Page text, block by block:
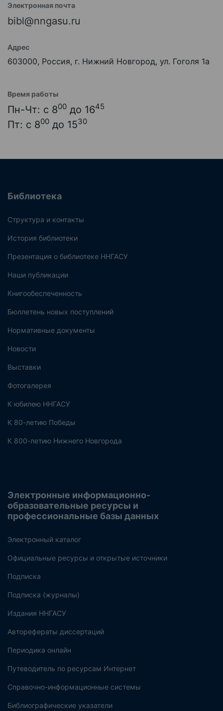
Электронная почта
bibl@nngasu.ru
Адрес
603000, Россия, г. Нижний Новгород, ул. Гоголя 1а
Время работы
Пн-Чт: с 800 до 1645
Пт: с 800 до 1530
Библиотека
Структура и контакты
История библиотеки
Презентация о библиотеке ННГАСУ
Наши публикации
Книгообеспеченность
Бюллетень новых поступлений
Нормативные документы
Новости
Выставки
Фотогалерея
К юбилею ННГАСУ
К 80-летию Победы
К 800-летию Нижнего Новгорода
Электронные информационно-
образовательные ресурсы и
профессиональные базы данных
Электронный каталог
Официальные ресурсы и открытые источники
Подписка
Подписка (журналы)
Издания ННГАСУ
Авторефераты диссертаций
Периодика онлайн
Путеводитель по ресурсам Интернет
Справочно-информационные системы
Библиографические указатели